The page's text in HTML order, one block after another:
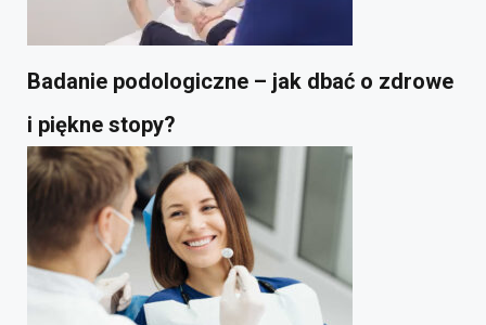
Badanie podologiczne – jak dbać o zdrowe
i piękne stopy?